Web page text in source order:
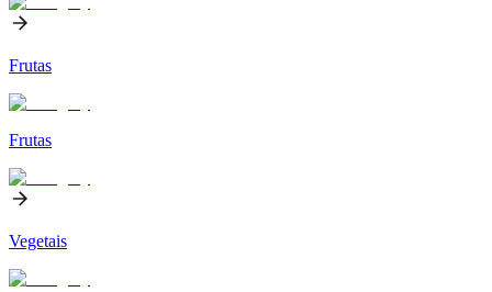
Frutas
Frutas
Vegetais